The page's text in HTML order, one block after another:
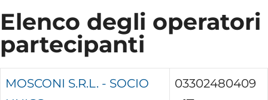
Elenco degli operatori
partecipanti
MOSCONI S.R.L. - SOCIO
03302480409